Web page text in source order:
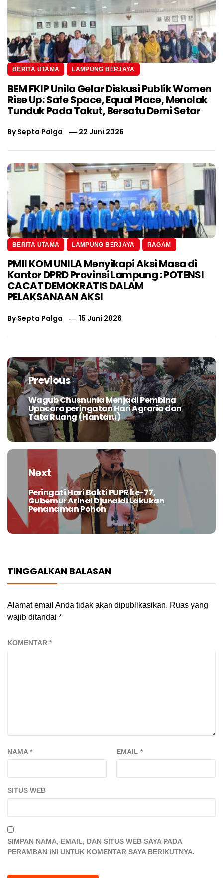
BERITA UTAMA LAMPUNG BERJAYA
BEM FKIP Unila Gelar Diskusi Publik Women
Rise Up: Safe Space, Equal Place, Menolak
Tunduk Pada Takut, Bersatu Demi Setar
BySepta Palga 22 Juni 2026
BERITA UTAMA LAMPUNG BERJAYA RAGAM
PMII KOM UNILA Menyikapi Aksi Masa di
Kantor DPRD Provinsi Lampung : POTENSI
CACAT DEMOKRATIS DALAM
PELAKSANAAN AKSI
BySepta Palga 15 Juni 2026
Navigasi
posPrevious
Previous
post:
Wagub Chusnunia Menjadi Pembina
Upacara peringatan Hari Agraria dan
Tata Ruang (Hantaru)
Next
Next
post:
Peringati Hari Bakti PUPR ke-77,
Gubernur Arinal Djunaidi Lakukan
Penanaman Pohon
TINGGALKAN BALASAN
Alamat email Anda tidak akan dipublikasikan. Ruas yang
wajib ditandai *
KOMENTAR *
NAMA* EMAIL *
SITUS WEB
SIMPAN NAMA, EMAIL, DAN SITUS WEB SAYA PADA
PERAMBAN INI UNTUK KOMENTAR SAYA BERIKUTNYA.